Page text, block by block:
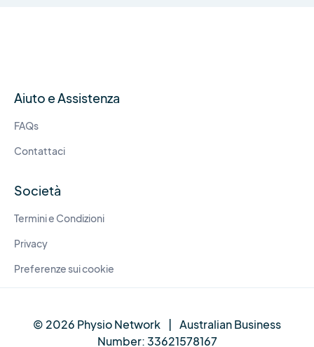
Aiuto e Assistenza
FAQs
Contattaci
Società
Termini e Condizioni
Privacy
Preferenze sui cookie
© 2026 Physio Network
Australian Business
Number:33621578167